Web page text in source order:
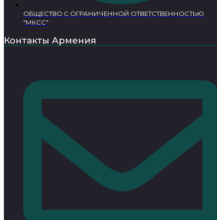
ОБЩЕСТВО С ОГРАНИЧЕННОЙ ОТВЕТСТВЕННОСТЬЮ
"МКСС"
Контакты Армения